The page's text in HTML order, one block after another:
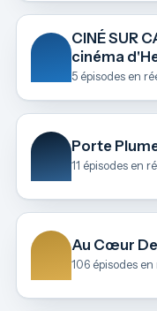
CINÉ SUR
cinéma
5 épisodes en
Porte
11 épisodes en
Au Cœur
106 épisodes